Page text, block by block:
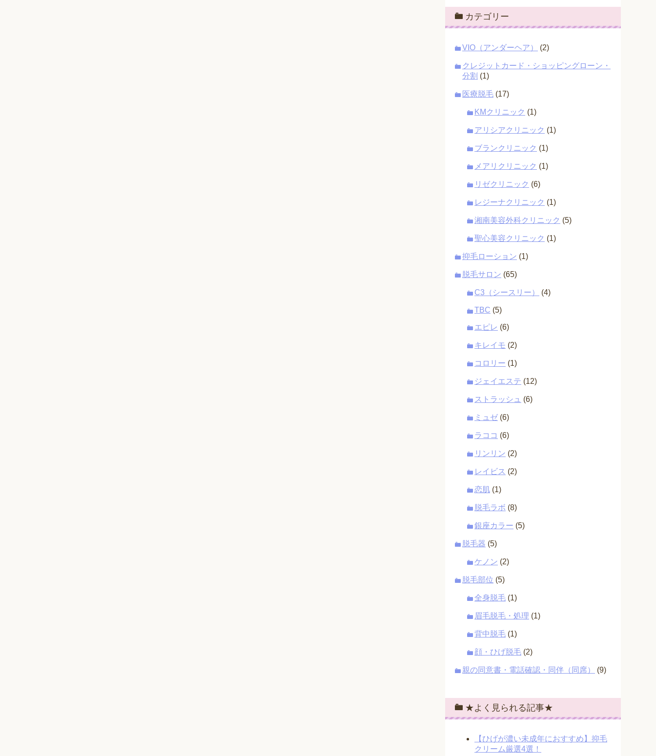
カテゴリー
VIO（アンダーヘア） (2)
クレジットカード・ショッピングローン・
分割 (1)
医療脱毛 (17)
KMクリニック (1)
アリシアクリニック (1)
ブランクリニック (1)
メアリクリニック (1)
リゼクリニック (6)
レジーナクリニック (1)
湘南美容外科クリニック (5)
聖心美容クリニック (1)
抑毛ローション (1)
脱毛サロン (65)
C3（シースリー） (4)
TBC (5)
エピレ (6)
キレイモ (2)
コロリー (1)
ジェイエステ (12)
ストラッシュ (6)
ミュゼ (6)
ラココ (6)
リンリン (2)
レイビス (2)
恋肌 (1)
脱毛ラボ (8)
銀座カラー (5)
脱毛器 (5)
ケノン (2)
脱毛部位 (5)
全身脱毛 (1)
眉毛脱毛・処理 (1)
背中脱毛 (1)
顔・ひげ脱毛 (2)
親の同意書・電話確認・同伴（同席） (9)
★よく見られる記事★
【ひげが濃い未成年におすすめ】抑毛
クリーム厳選4選！